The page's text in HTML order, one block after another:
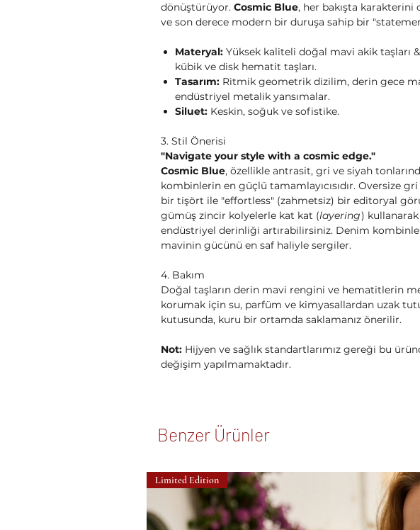
dönüştürüyor. Cosmic Blue, her bakışta karakterini
ve son derece modern bir duruşa sahip bir
Materyal: Yüksek kaliteli doğal mavi akik taşları
kübik ve disk hematit taşları.
Tasarım: Ritmik geometrik dizilim, derin gece
endüstriyel metalik yansımalar.
Siluet: Keskin, soğuk ve sofistike.
3. Stil Önerisi
"Navigate your style with a cosmic edge."
Cosmic Blue, özellikle antrasit, gri ve siyah
kombinlerin en güçlü tamamlayıcısıdır. Oversize
bir tişört ile "effortless" (zahmetsiz) bir editoryal
gümüş zincir kolyelerle kat kat (layering)
endüstriyel derinliği artırabilirsiniz. Denim
mavinin gücünü en saf haliyle sergiler.
4. Bakım
Doğal taşların derin mavi rengini ve hematitlerin
korumak için su, parfüm ve kimyasallardan uzak
kutusunda, kuru bir ortamda saklamanız önerilir.
Not: Hijyen ve sağlık standartlarımız gereği bu
değişim yapılmamaktadır.
Benzer Ürünler
Limited Edition